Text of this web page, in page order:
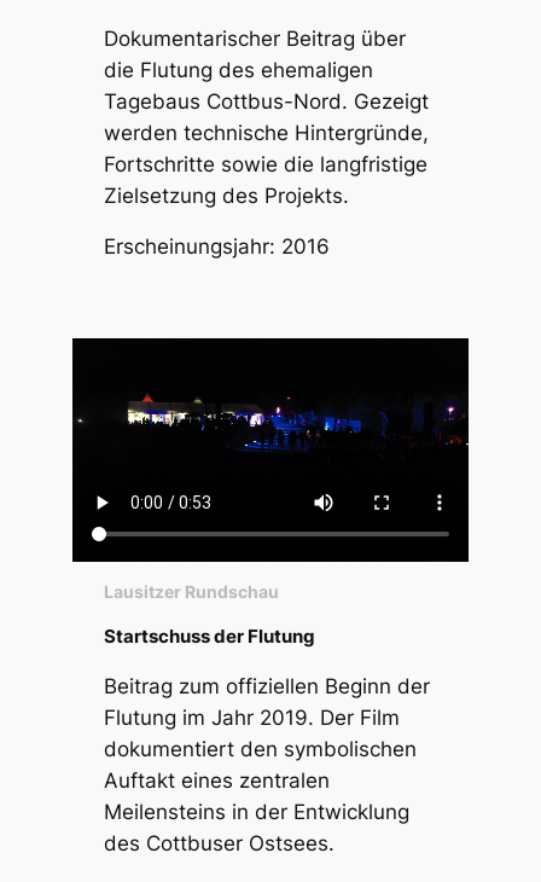
Dokumentarischer Beitrag über
die Flutung des ehemaligen
Tagebaus Cottbus-Nord. Gezeigt
werden technische Hintergründe,
Fortschritte sowie die langfristige
Zielsetzung des Projekts.
Erscheinungsjahr: 2016
Lausitzer Rundschau
Startschuss der Flutung
Beitrag zum offiziellen Beginn der
Flutung im Jahr 2019. Der Film
dokumentiert den symbolischen
Auftakt eines zentralen
Meilensteins in der Entwicklung
des Cottbuser Ostsees.